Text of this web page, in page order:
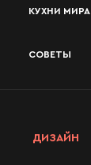
КУХНИ МИРА
СОВЕТЫ
ДИЗАЙН